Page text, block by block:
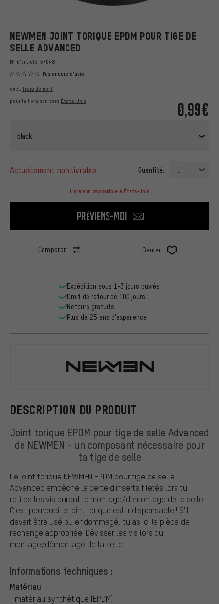
NEWMEN JOINT TORIQUE EPDM POUR TIGE DE
SELLE ADVANCED
N° d'article: 57048
Pas encore d'avis
0,99€
excl. frais de port
pour la livraison vers États-Unis
black
actuellement non livrable Quantité: 1
Livraison impossible à États-Unis
Préviens-moi
Comparer Garder
DESCRIPTION DU PRODUIT
Joint torique EPDM pour tige de selle Advanced
de NEWMEN - un composant nécessaire pour
ta tige de selle
Le joint torique NEWMEN EPDM pour tige de selle
Advanced empêche la perte d'inserts filetés lors tu
retires les vis durant le montage/démontage de la selle.
C'est pourquoi le joint torique est indispensable ! S'il
devait être usé ou endommagé, tu as ici la pièce de
rechange appropriée. Dévisser les vis lors du
montage/démontage de la selle
Informations techniques :
Matériau :
matériau synthétique (EPDM)
Expédition sous 1-3 jours ouvrés
Droit de retour de 100 jours
Retours gratuits
Plus de 25 ans d'expérience
NEWMEN